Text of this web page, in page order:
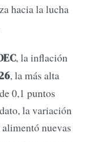
hacia la lucha
, la inflación
, la más alta
0,1 puntos
la variación
nuevas